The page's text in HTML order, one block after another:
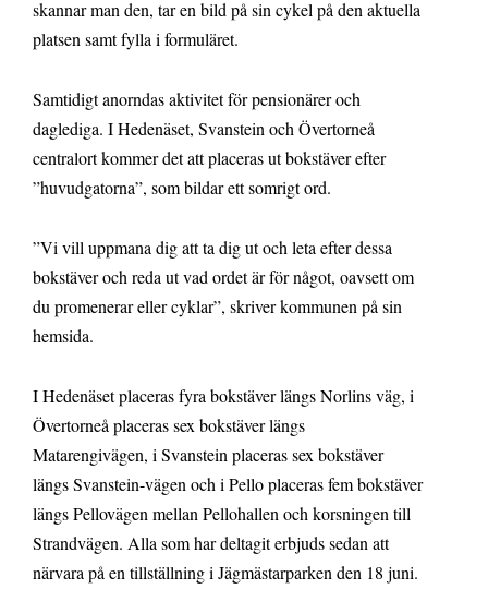
skannar man den, tar en bild på sin cykel på den aktuella
platsen samt fylla i formuläret.
Samtidigt anorndas aktivitet för pensionärer och
daglediga. I Hedenäset, Svanstein och Övertorneå
centralort kommer det att placeras ut bokstäver efter
”huvudgatorna”, som bildar ett somrigt ord.
”Vi vill uppmana dig att ta dig ut och leta efter dessa
bokstäver och reda ut vad ordet är för något, oavsett om
du promenerar eller cyklar”, skriver kommunen på sin
hemsida.
I Hedenäset placeras fyra bokstäver längs Norlins väg, i
Övertorneå placeras sex bokstäver längs
Matarengivägen, i Svanstein placeras sex bokstäver
längs Svanstein-vägen och i Pello placeras fem bokstäver
längs Pellovägen mellan Pellohallen och korsningen till
Strandvägen. Alla som har deltagit erbjuds sedan att
närvara på en tillställning i Jägmästarparken den 18 juni.